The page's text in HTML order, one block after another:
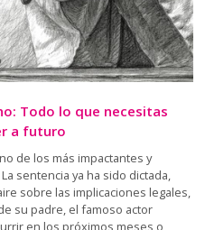
Todo lo que necesitas
a futuro
de los más impactantes y
sentencia ya ha sido dictada,
sobre las implicaciones legales,
su padre, el famoso actor
en los próximos meses o